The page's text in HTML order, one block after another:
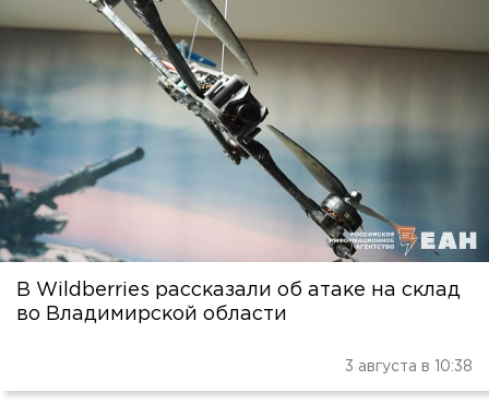
В Wildberries рассказали об атаке на склад
во Владимирской области
3 августа в 10:38